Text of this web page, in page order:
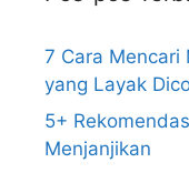
7 Cara Mencari
yang Layak
5+
Menjanjikan